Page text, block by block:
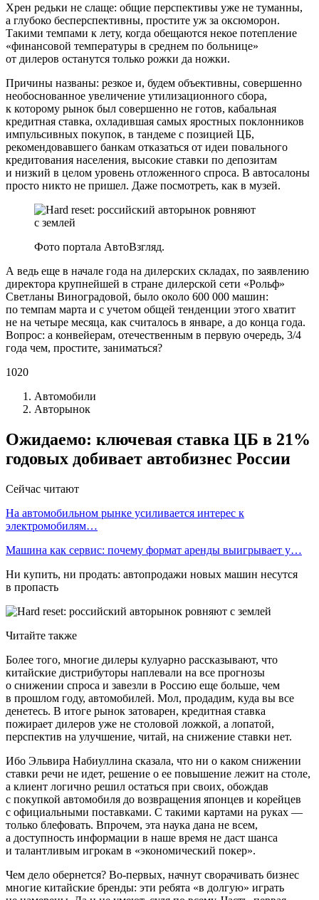
Хрен редьки не слаще: общие перспективы уже не туманны,
а глубоко бесперспективны, простите уж за оксюморон.
Такими темпами к лету, когда обещаются некое потепление
«финансовой температуры в среднем по больнице»
от дилеров останутся только рожки да ножки.
Причины названы: резкое и, будем объективны, совершенно
необоснованное увеличение утилизационного сбора,
к которому рынок был совершенно не готов, кабальная
кредитная ставка, охладившая самых яростных поклонников
импульсивных покупок, в тандеме с позицией ЦБ,
рекомендовавшего банкам отказаться от идеи повального
кредитования населения, высокие ставки по депозитам
и низкий в целом уровень отложенного спроса. В автосалоны
просто никто не пришел. Даже посмотреть, как в музей.
Фото портала АвтоВзгляд.
А ведь еще в начале года на дилерских складах, по заявлению
директора крупнейшей в стране дилерской сети «Рольф»
Светланы Виноградовой, было около 600 000 машин:
по темпам марта и с учетом общей тенденции этого хватит
не на четыре месяца, как считалось в январе, а до конца года.
Вопрос: а конвейерам, отечественным в первую очередь, 3/4
года чем, простите, заниматься?
1020
Автомобили
Авторынок
Ожидаемо: ключевая ставка ЦБ в 21%
годовых добивает автобизнес России
Сейчас читают
На автомобильном рынке усиливается интерес к
электромобилям…
Машина как сервис: почему формат аренды выигрывает у…
Ни купить, ни продать: автопродажи новых машин несутся
в пропасть
Читайте также
Более того, многие дилеры кулуарно рассказывают, что
китайские дистрибуторы наплевали на все прогнозы
о снижении спроса и завезли в Россию еще больше, чем
в прошлом году, автомобилей. Мол, продадим, куда вы все
денетесь. В итоге рынок затоварен, кредитная ставка
пожирает дилеров уже не столовой ложкой, а лопатой,
перспектив на улучшение, читай, на снижение ставки нет.
Ибо Эльвира Набиуллина сказала, что ни о каком снижении
ставки речи не идет, решение о ее повышение лежит на столе,
а клиент логично решил остаться при своих, обождав
с покупкой автомобиля до возвращения японцев и корейцев
с официальными поставками. С такими картами на руках —
только блефовать. Впрочем, эта наука дана не всем,
а доступность информации в наше время не даст шанса
и талантливым игрокам в «экономический покер».
Чем дело обернется? Во-первых, начнут сворачивать бизнес
многие китайские бренды: эти ребята «в долгую» играть